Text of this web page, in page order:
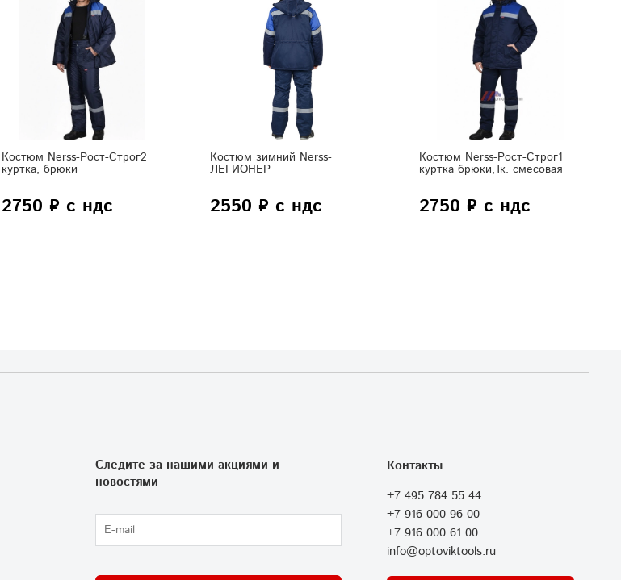
Костюм Nerss-Рост-Строг2
куртка, брюки
2750 ₽ с ндс
Костюм зимний Nerss-
ЛЕГИОНЕР
2550 ₽ с ндс
Костюм Nerss-Рост-Строг1
куртка брюки,Тк. смесовая
2750 ₽ с ндс
Контакты
+7 495 784 55 44
+7 916 000 96 00
+7 916 000 61 00
info@optoviktools.ru
Следите за нашими акциями и
новостями